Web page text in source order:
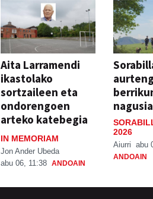
Aita Larramendi
ikastolako
sortzaileen eta
ondorengoen
arteko katebegia
IN MEMORIAM
Jon Ander Ubeda
abu 06, 11:38 ANDOAIN
nagusia
2026
Aiurri abu
ANDOAIN